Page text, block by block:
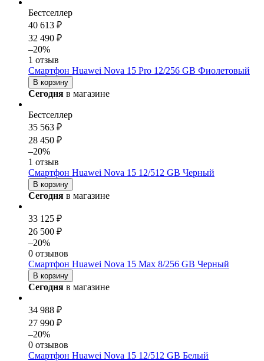
Бестселлер
40 613 ₽
32 490 ₽
–20%
1 отзыв
Смартфон Huawei Nova 15 Pro 12/256 GB Фиолетовый
В корзину
Сегодня в магазине
Бестселлер
35 563 ₽
28 450 ₽
–20%
1 отзыв
Смартфон Huawei Nova 15 12/512 GB Черный
В корзину
Сегодня в магазине
33 125 ₽
26 500 ₽
–20%
0 отзывов
Смартфон Huawei Nova 15 Max 8/256 GB Черный
В корзину
Сегодня в магазине
34 988 ₽
27 990 ₽
–20%
0 отзывов
Смартфон Huawei Nova 15 12/512 GB Белый